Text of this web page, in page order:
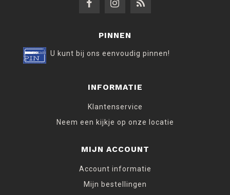
PINNEN
U kunt bij ons eenvoudig pinnen!
INFORMATIE
Klantenservice
Neem een kijkje op onze locatie
MIJN ACCOUNT
Account informatie
Mijn bestellingen